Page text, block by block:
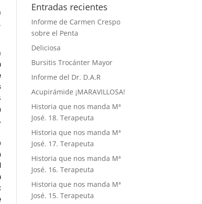
Entradas recientes
Informe de Carmen Crespo
sobre el Penta
Deliciosa
Bursitis Trocánter Mayor
Informe del Dr. D.A.R
Acupirámide ¡MARAVILLOSA!
Historia que nos manda Mª
José. 18. Terapeuta
Historia que nos manda Mª
José. 17. Terapeuta
Historia que nos manda Mª
José. 16. Terapeuta
Historia que nos manda Mª
José. 15. Terapeuta